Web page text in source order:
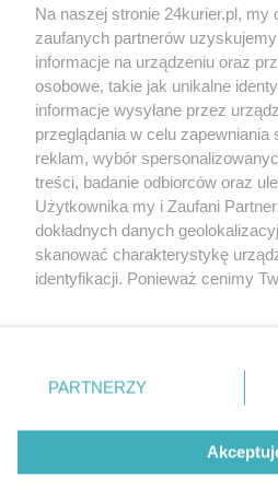
Zaloguj sięZarejestruj
POGODA
18℃
Zobacz prognozę na 3 dni
Copyright © 2022 Kurier
Wszelkie prawa
Nota wydawnicza
Nota
Polityka prywatności
Reklama
Na naszej stronie 24kurier.pl, my
zaufanych partnerów
informacje na urządzeniu oraz
osobowe, takie jak unikalne
informacje wysyłane przez
przeglądania w celu zapewniania
reklam, wybór
treści, badanie odbiorców oraz
Użytkownika my i Zaufani
dokładnych danych
skanować charakterystykę
identyfikacji. Ponieważ cenimy
prywatności znajdujący się w
. Niektóre rodzaje
takiemu przetwarzaniu.
zastosowania tylko na tej witrynie.
PARTNERZY